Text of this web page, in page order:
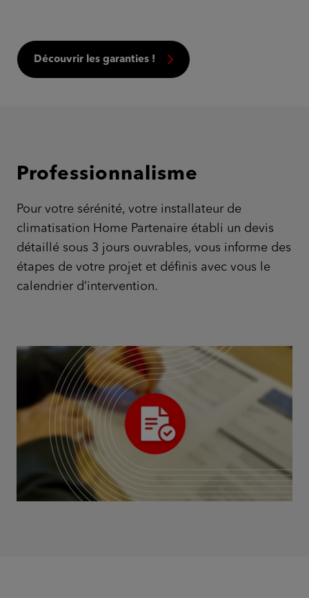
Découvrir les garanties !
Professionnalisme
Pour votre sérénité, votre installateur de
climatisation Home Partenaire établi un devis
détaillé sous 3 jours ouvrables, vous informe des
étapes de votre projet et définis avec vous le
calendrier d’intervention.